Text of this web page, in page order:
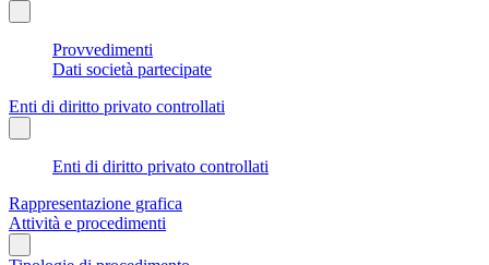
Provvedimenti
Dati società partecipate
Enti di diritto privato controllati
Enti di diritto privato controllati
Rappresentazione grafica
Attività e procedimenti